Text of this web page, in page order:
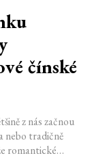
čínské
z nás začnou
nebo tradičně
romantické